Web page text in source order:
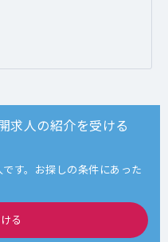
求人の紹介を受ける
す。お探しの条件にあった
る